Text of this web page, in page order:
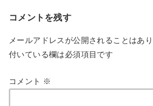
コメントを残す
メールアドレスが公開されることはあり
付いている欄は必須項目です
コメント ※